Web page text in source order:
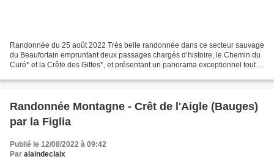
Randonnée du 25 août 2022 Très belle randonnée dans ce secteur sauvage
du Beaufortain empruntant deux passages chargés d’histoire, le Chemin du
Curé* et la Crête des Gittes*, et présentant un panorama exceptionnel tout
Randonnée Montagne - Crêt de l'Aigle (Bauges)
par la Figlia
Publié le 12/08/2022 à 09:42
Par alaindeclaix